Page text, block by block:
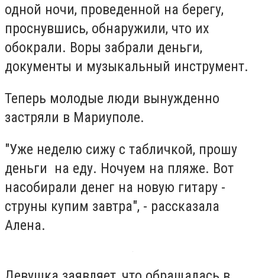
одной ночи, проведенной на берегу,
проснувшись, обнаружили, что их
обокрали. Воры забрали деньги,
документы и музыкальный инструмент.
Теперь молодые люди вынужденно
застряли в Мариуполе.
"Уже неделю сижу с табличкой, прошу
деньги на еду. Ночуем на пляже. Вот
насобирали денег на новую гитару -
струны купим завтра", - рассказала
Алена.